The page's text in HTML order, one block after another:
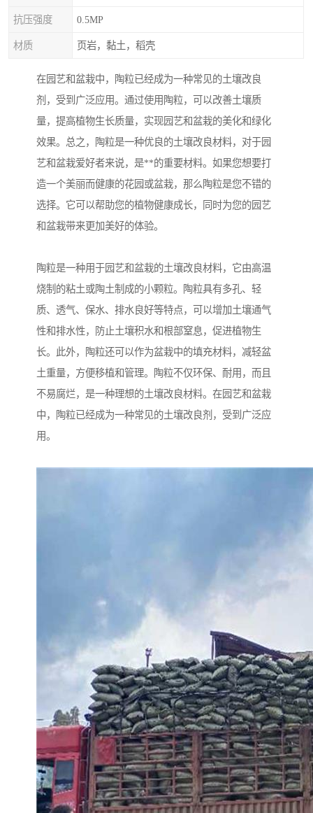
抗压强度 0.5MP
材质 页岩，黏土，稻壳
在园艺和盆栽中，陶粒已经成为一种常见的土壤改良
剂，受到广泛应用。通过使用陶粒，可以改善土壤质
量，提高植物生长质量，实现园艺和盆栽的美化和绿化
效果。总之，陶粒是一种优良的土壤改良材料，对于园
艺和盆栽爱好者来说，是**的重要材料。如果您想要打
造一个美丽而健康的花园或盆栽，那么陶粒是您不错的
选择。它可以帮助您的植物健康成长，同时为您的园艺
和盆栽带来更加美好的体验。
陶粒是一种用于园艺和盆栽的土壤改良材料，它由高温
烧制的粘土或陶土制成的小颗粒。陶粒具有多孔、轻
质、透气、保水、排水良好等特点，可以增加土壤通气
性和排水性，防止土壤积水和根部窒息，促进植物生
长。此外，陶粒还可以作为盆栽中的填充材料，减轻盆
土重量，方便移植和管理。陶粒不仅环保、耐用，而且
不易腐烂，是一种理想的土壤改良材料。在园艺和盆栽
中，陶粒已经成为一种常见的土壤改良剂，受到广泛应
用。